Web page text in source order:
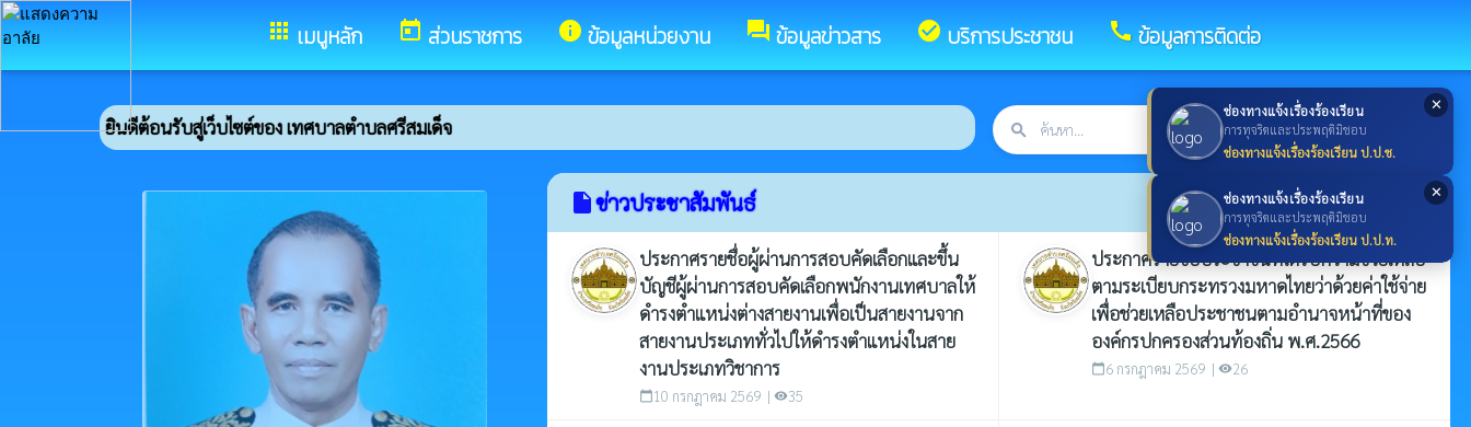
✕
ช่องทางแจ้งเรื่องร้องเรียน
การทุจริตและประพฤติมิชอบ
ช่องทางแจ้งเรื่องร้องเรียน ป.ป.ช.
✕
ช่องทางแจ้งเรื่องร้องเรียน
การทุจริตและประพฤติมิชอบ
ช่องทางแจ้งเรื่องร้องเรียน ป.ป.ท.
apps เมนูหลัก today ส่วนราชการ info ข้อมูลหน่วยงาน forum ข้อมูลข่าวสาร check_circle บริการประชาชน call ข้อมูลการติดต่อ
อำเภอศรีสมเด็จ จังหวัดร้อยเอ็ด
ยินดีต้อนรับสู่เว็บไซต์ของ เทศบาลตำบลศรีสมเด็จ search searchค้นหา
insert_drive_fileข่าวประชาสัมพันธ์
ประกาศรายชื่อผู้ผ่านการสอบคัดเลือกและขึ้น
บัญชีผู้ผ่านการสอบคัดเลือกพนักงานเทศบาลให้
ดำรงตำแหน่งต่างสายงานเพื่อเป็นสายงานจาก
สายงานประเภททั่วไปให้ดำรงตำแหน่งในสาย
งานประเภทวิชาการ
calendar_today10 กรกฎาคม 2569 | visibility35
ประกาศรายชื่อประชาชนที่ได้รับความช่วยเหลือ
ตามระเบียบกระทรวงมหาดไทยว่าด้วยค่าใช้จ่าย
เพื่อช่วยเหลือประชาชนตามอำนาจหน้าที่ของ
องค์กรปกครองส่วนท้องถิ่น พ.ศ.2566
calendar_today6 กรกฎาคม 2569 | visibility26